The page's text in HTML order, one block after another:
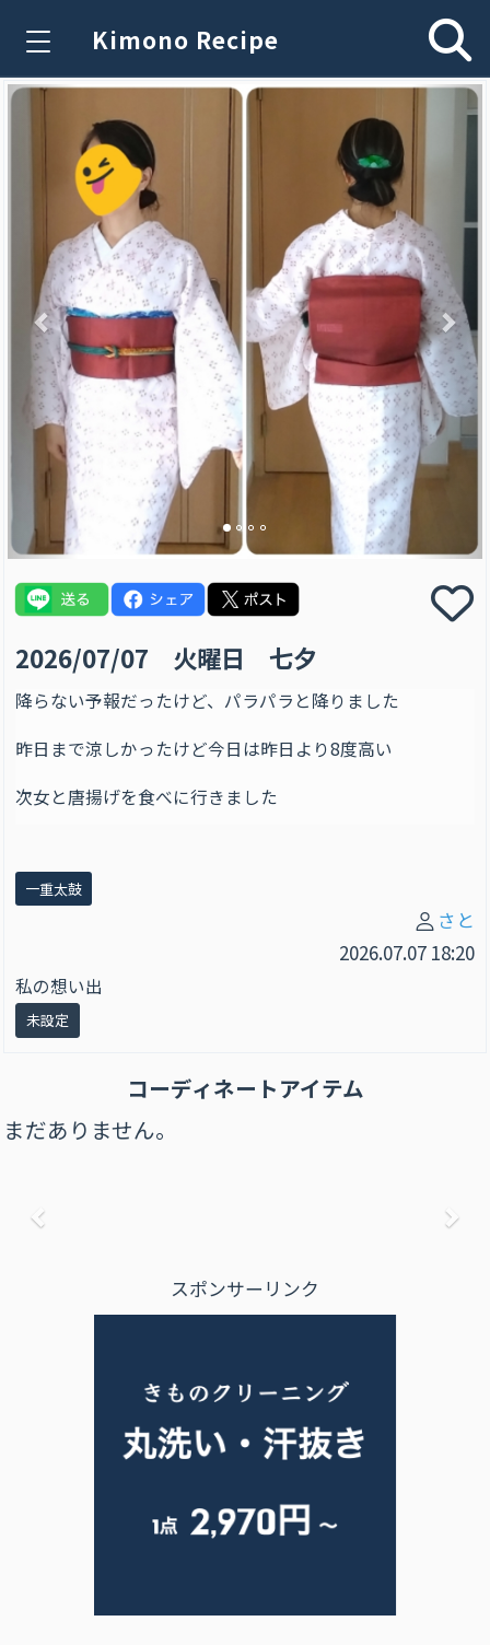
Kimono Recipe
Previous
2026/07/07 火曜日 七夕
降らない予報だったけど、パラパラと降りました
昨日まで涼しかったけど今日は昨日より8度高い
次女と唐揚げを食べに行きました
一重太鼓
さと
2026.07.07 18:20
私の想い出
未設定
コーディネートアイテム
まだありません。
スポンサーリンク